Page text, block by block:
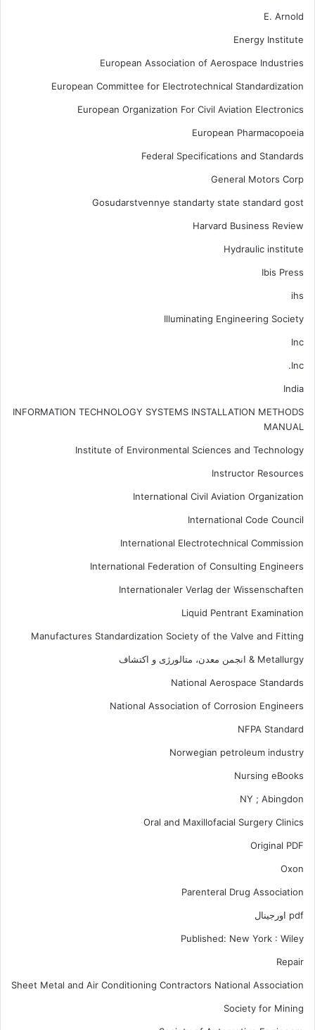
E. Arnold
Energy Institute
European Association of Aerospace Industries
European Committee for Electrotechnical Standardization
European Organization For Civil Aviation Electronics
European Pharmacopoeia
Federal Specifications and Standards
General Motors Corp
Gosudarstvennye standarty state standard gost
Harvard Business Review
Hydraulic institute
Ibis Press
ihs
Illuminating Engineering Society
Inc
Inc.
India
INFORMATION TECHNOLOGY SYSTEMS INSTALLATION METHODS
MANUAL
Institute of Environmental Sciences and Technology
Instructor Resources
International Civil Aviation Organization
International Code Council
International Electrotechnical Commission
International Federation of Consulting Engineers
Internationaler Verlag der Wissenschaften
Liquid Pentrant Examination
Manufactures Standardization Society of the Valve and Fitting
Metallurgy & انجمن معدن، متالورژی و اکتشاف
National Aerospace Standards
National Association of Corrosion Engineers
NFPA Standard
Norwegian petroleum industry
Nursing eBooks
NY ; Abingdon
Oral and Maxillofacial Surgery Clinics
Original PDF
Oxon
Parenteral Drug Association
pdf اورجینال
Published: New York : Wiley
Repair
Sheet Metal and Air Conditioning Contractors National Association
Society for Mining